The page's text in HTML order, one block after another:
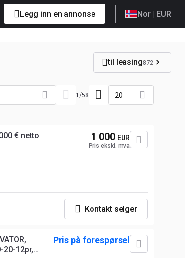
Legg inn en annonse Nor | EUR
til leasing872
1/58 20
€ netto 1 000 EUR
Pris ekskl. mva
Kontakt selger
20-12pr,
Pris på forespørsel